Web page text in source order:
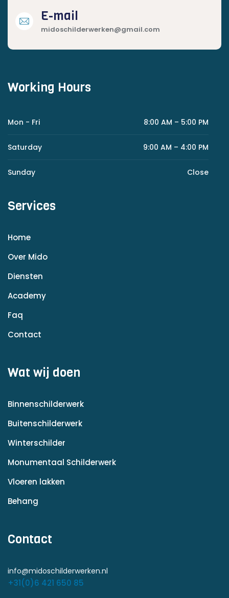
E-mail
midoschilderwerken@gmail.com
Working Hours
Mon - Fri 8:00 AM – 5:00 PM
Saturday 9:00 AM – 4:00 PM
Sunday Close
Services
Home
Over Mido
Diensten
Academy
Faq
Contact
Wat wij doen
Binnenschilderwerk
Buitenschilderwerk
Winterschilder
Monumentaal Schilderwerk
Vloeren lakken
Behang
Contact
info@midoschilderwerken.nl
+31(0)6 421 650 85